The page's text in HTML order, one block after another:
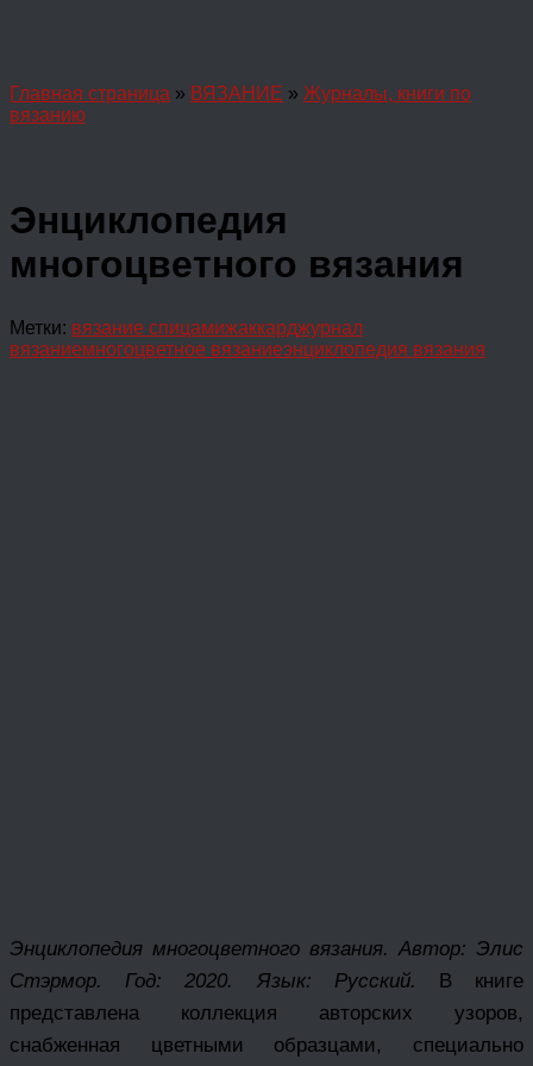
Главная страница » ВЯЗАНИЕ » Журналы, книги по
вязанию
Энциклопедия
многоцветного вязания
Метки: вязание спицамижаккарджурнал
вязаниемногоцветное вязаниеэнциклопедия вязания
Энциклопедия многоцветного вязания. Автор: Элис
Стэрмор. Год: 2020. Язык: Русский. В книге
представлена коллекция авторских узоров,
снабженная цветными образцами, специально